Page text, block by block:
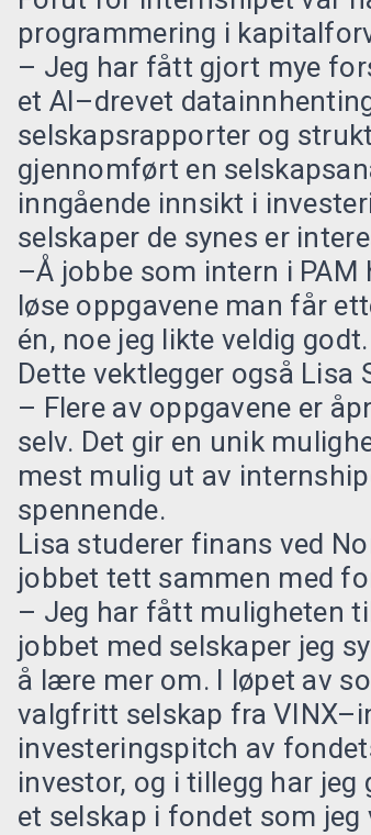
programmering i
– Jeg har fått gjort mye
et AI–drevet
selskapsrapporter og
gjennomført en
inngående innsikt i
selskaper de synes er
–Å jobbe som intern i
løse oppgavene man får
én, noe jeg likte veldig godt.
Dette vektlegger også
– Flere av oppgavene er
selv. Det gir en unik
mest mulig ut av
spennende.
Lisa studerer finans ved
jobbet tett sammen med
– Jeg har fått muligheten
jobbet med selskaper jeg
å lære mer om. I løpet av
valgfritt selskap fra
investeringspitch av
investor, og i tillegg har
et selskap i fondet som jeg